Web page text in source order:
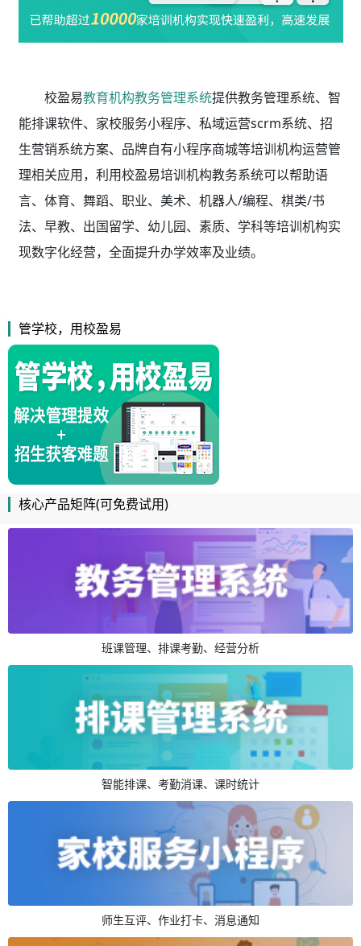
校盈易教育机构教务管理系统提供教务管理系统、智
能排课软件、家校服务小程序、私域运营scrm系统、招
生营销系统方案、品牌自有小程序商城等培训机构运营管
理相关应用，利用校盈易培训机构教务系统可以帮助语
言、体育、舞蹈、职业、美术、机器人/编程、棋类/书
法、早教、出国留学、幼儿园、素质、学科等培训机构实
现数字化经营，全面提升办学效率及业绩。
管学校，用校盈易
核心产品矩阵(可免费试用)
班课管理、排课考勤、经营分析
智能排课、考勤消课、课时统计
师生互评、作业打卡、消息通知